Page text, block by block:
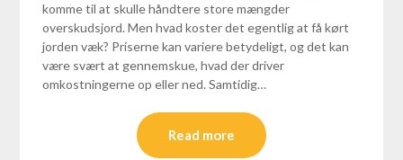
komme til at skulle håndtere store mængder
overskudsjord. Men hvad koster det egentlig at få kørt
jorden væk? Priserne kan variere betydeligt, og det kan
være svært at gennemskue, hvad der driver
omkostningerne op eller ned. Samtidig…
Read more